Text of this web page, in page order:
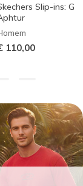
Slip-ins:
110,00